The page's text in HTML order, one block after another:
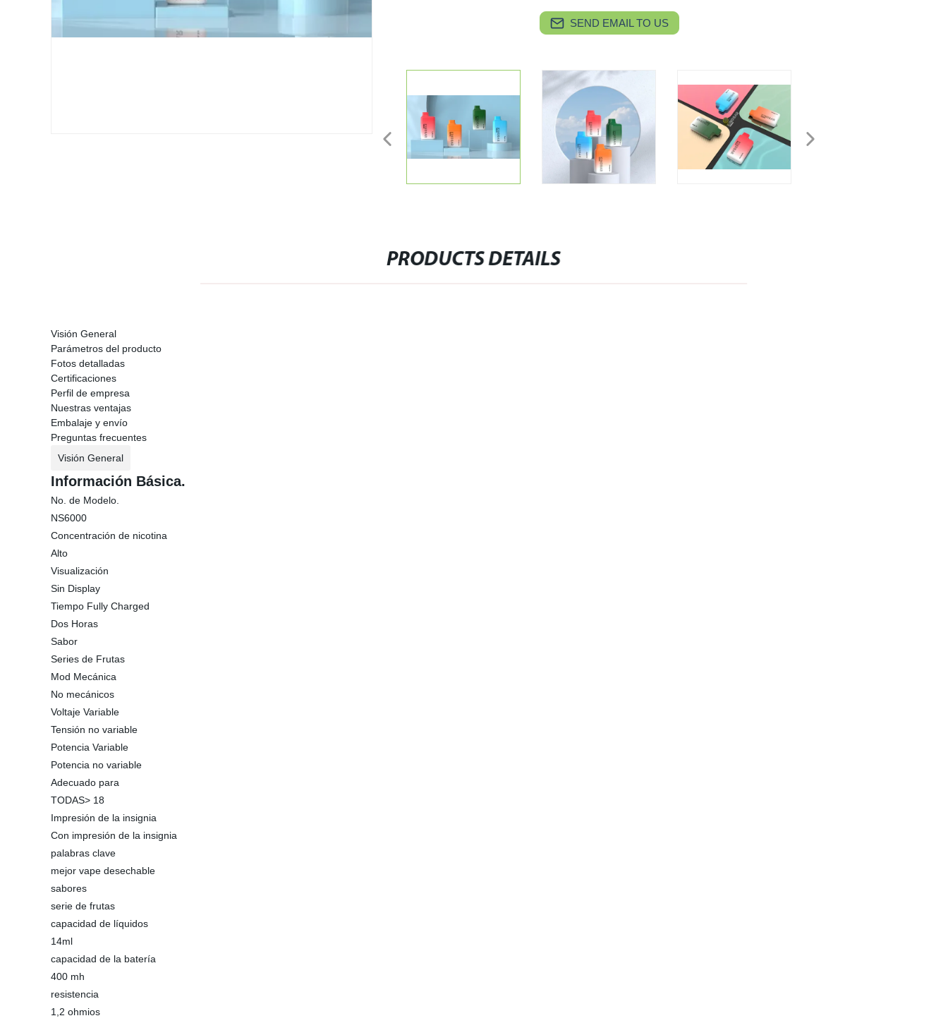
SEND EMAIL TO US
PRODUCTS DETAILS
Visión General
Parámetros del producto
Fotos detalladas
Certificaciones
Perfil de empresa
Nuestras ventajas
Embalaje y envío
Preguntas frecuentes
Visión General
Información Básica.
No. de Modelo.
NS6000
Concentración de nicotina
Alto
Visualización
Sin Display
Tiempo Fully Charged
Dos Horas
Sabor
Series de Frutas
Mod Mecánica
No mecánicos
Voltaje Variable
Tensión no variable
Potencia Variable
Potencia no variable
Adecuado para
TODAS> 18
Impresión de la insignia
Con impresión de la insignia
palabras clave
mejor vape desechable
sabores
serie de frutas
capacidad de líquidos
14ml
capacidad de la batería
400 mh
resistencia
1,2 ohmios